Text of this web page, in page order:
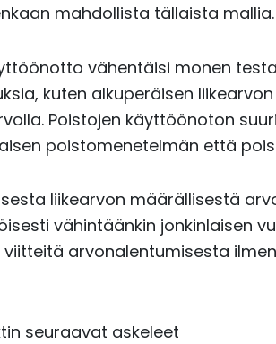
mahdollista tällaista mallia.
vähentäisi monen
kuten alkuperäisen
Poistojen käyttöönoton
poistomenetelmän että
liikearvon määrällisestä
vähintäänkin jonkinlaisen
viitteitä arvonalentumisesta
seuraavat askeleet